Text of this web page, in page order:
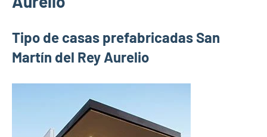
Tipo de casas prefabricadas San
Martín del Rey Aurelio